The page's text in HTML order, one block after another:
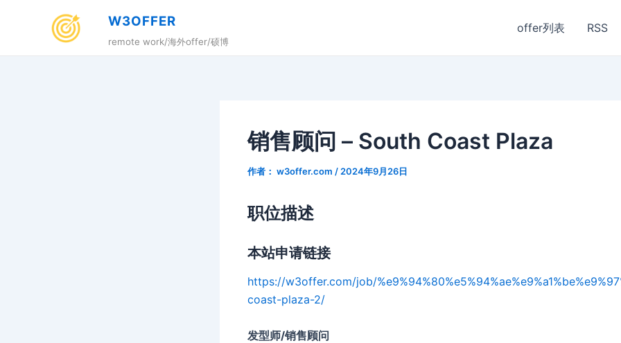
W3OFFER
remote work/海外offer/硕博
offer列表 RSS
销售顾问 – South Coast Plaza
作者： w3offer.com / 2024年9月26日
职位描述
本站申请链接
https://w3offer.com/job/
coast-plaza-2/
发型师/销售顾问